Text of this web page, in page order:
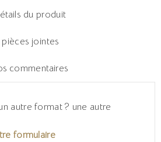
du produit
pièces jointes
commentaires
autre format ? une autre
formulaire